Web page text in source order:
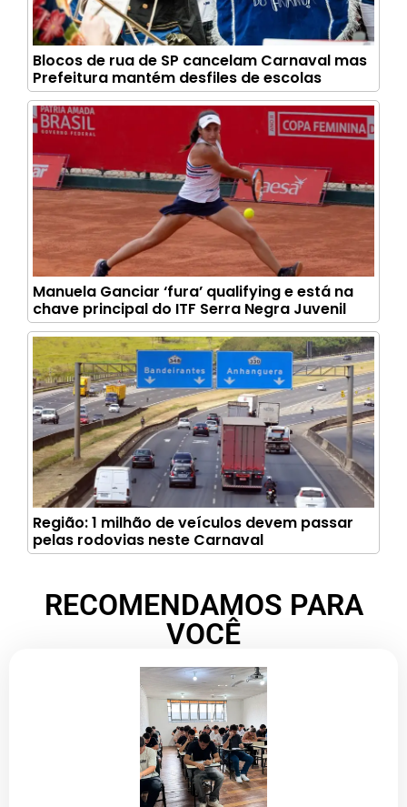
Blocos de rua de SP cancelam Carnaval mas
Prefeitura mantém desfiles de escolas
Manuela Ganciar ‘fura’ qualifying e está na
chave principal do ITF Serra Negra Juvenil
Região: 1 milhão de veículos devem passar
pelas rodovias neste Carnaval
RECOMENDAMOS PARA
VOCÊ